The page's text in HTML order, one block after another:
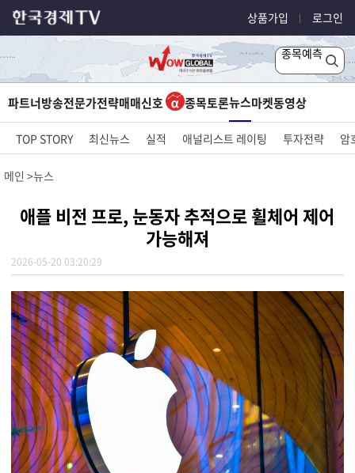
상품가입 로그인
종목예측
파트너방송전문가전략매매신호 종목토론뉴스마켓동영상
TOP STORY 최신뉴스 실적 애널리스트 레이팅 투자전략 암
메인 뉴스
애플 비전 프로, 눈동자 추적으로 휠체어 제어
가능해져
2026-05-20 03:20:29